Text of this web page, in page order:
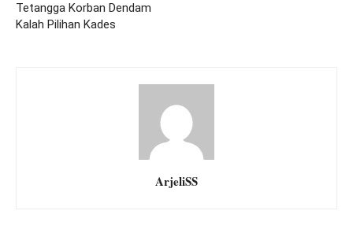
Tetangga Korban Dendam
Kalah Pilihan Kades
ArjeliSS